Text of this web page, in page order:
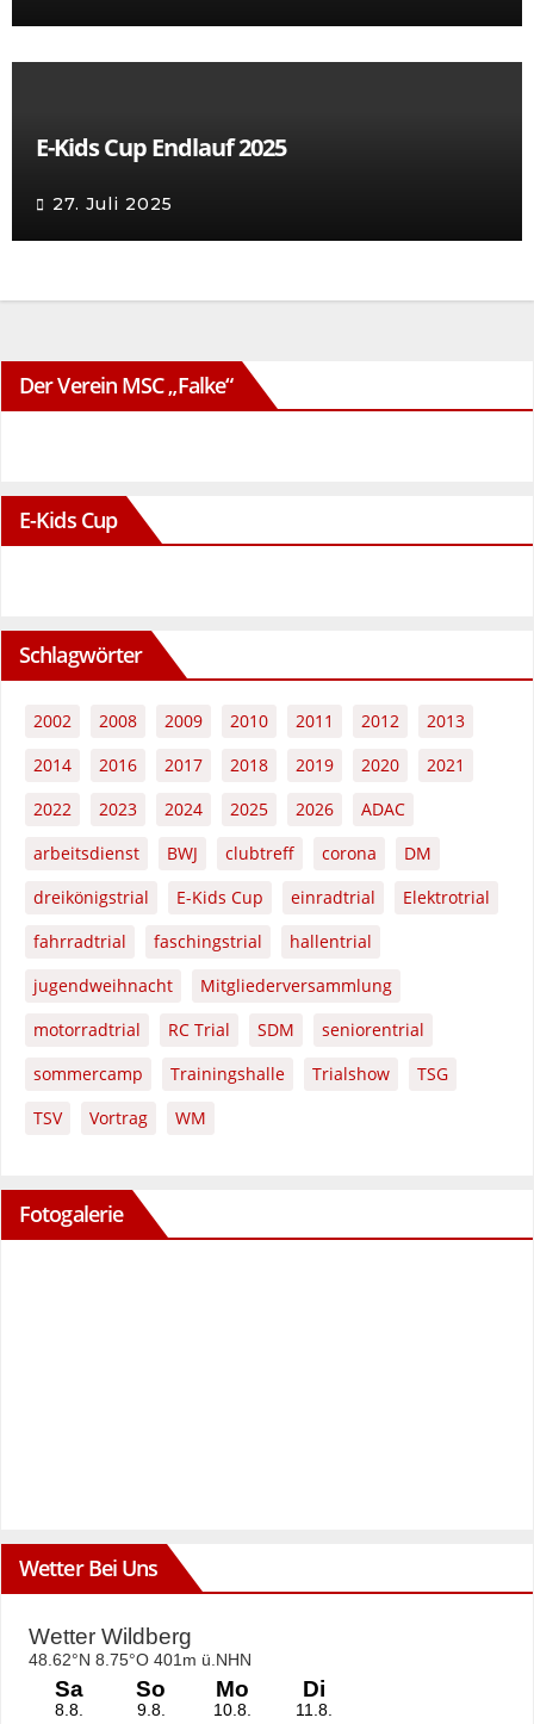
E-Kids Cup Endlauf 2025
27. Juli 2025
Der Verein MSC „Falke“
E-Kids Cup
Schlagwörter
2002 2008 2009 2010 2011 2012
2013
2014
2016 2017 2018 2019 2020
2021
2022
2023 2024 2025 2026
ADAC
arbeitsdienst
BWJ clubtreff corona
DM
dreikönigstrial
E-Kids Cup einradtrial
Elektrotrial
fahrradtrial
faschingstrial
hallentrial
jugendweihnacht
Mitgliederversammlung
motorradtrial
RC Trial SDM
seniorentrial
sommercamp
Trainingshalle Trialshow
TSG
TSV
Vortrag WM
Fotogalerie
Wetter Bei Uns